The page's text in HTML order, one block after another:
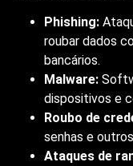
Phishing:
roubar dados
bancários.
Malware:
dispositivos e
Roubo de
senhas e
Ataques de